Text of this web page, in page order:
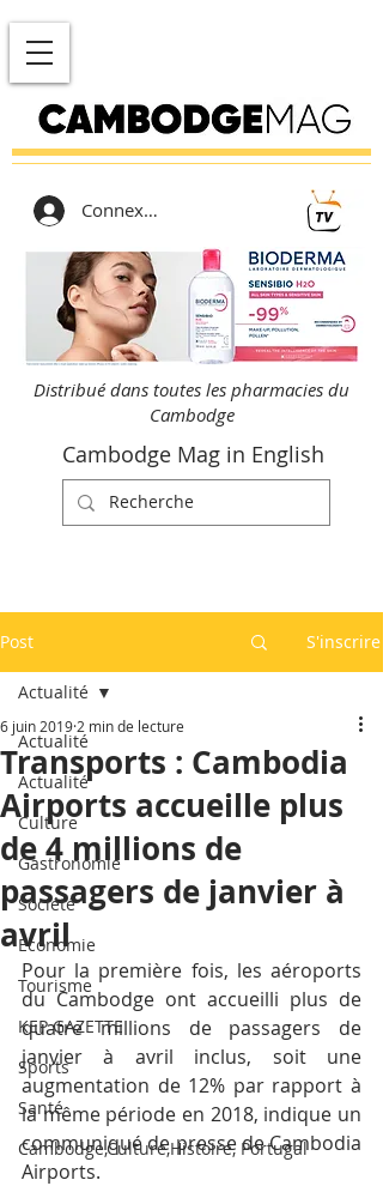
Connexion
Distribué dans toutes les pharmacies du
Cambodge
Cambodge Mag in English
Post S'inscrire
Actualité
Actualité
Culture
Gastronomie
Société
Economie
Tourisme
KEP GAZETTE
Sports
Santé
Cambodge,Culture,Histoire, Portugal
Actualité
Transports : Cambodia
Airports accueille plus
de 4 millions de
passagers de janvier à
avril
6 juin 2019 2 min de lecture
Pour la première fois, les aéroports
du Cambodge ont accueilli plus de
quatre millions de passagers de
janvier à avril inclus, soit une
augmentation de 12% par rapport à
la même période en 2018, indique un
communiqué de presse de Cambodia
Airports.